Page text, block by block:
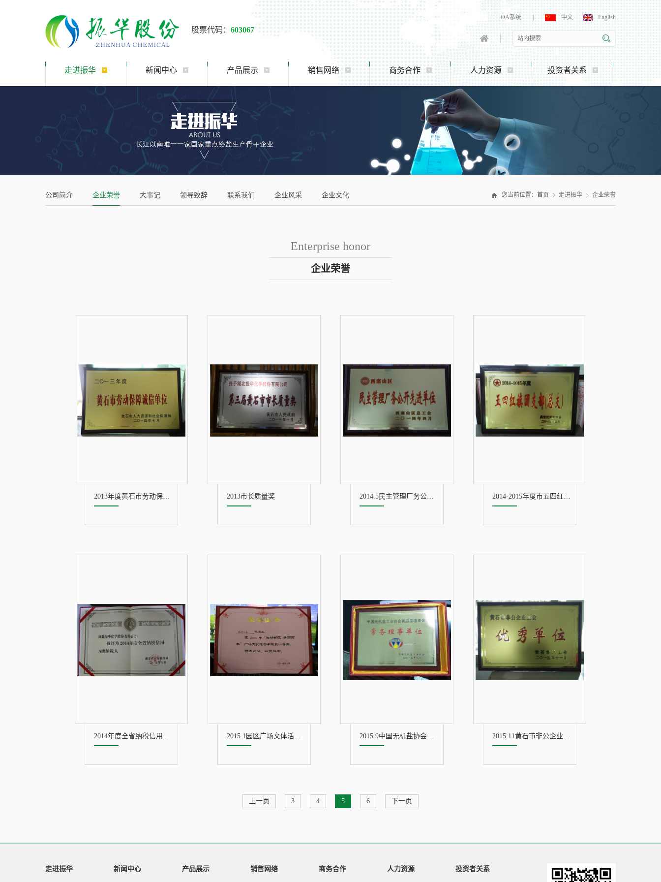
股票代码： 603067
OA系统 中文 English
走进振华 新闻中心 产品展示 销售网络 商务合作 人力资源 投资者关系
公司简介 企业荣誉 大事记 领导致辞 联系我们 企业风采 企业文化 您当前位置： 首页 走进振华 企业荣誉
Enterprise honor
企业荣誉
2013年度黄石市劳动保障诚信单位 2013市长质量奖 2014.5民主管理厂务公开先进单位 2014-2015年度市五四红旗团支部
2014年度全省纳税信用A级纳税人 2015.1园区广场文体活动第一名证书 2015.9中国无机盐协会第四届理事会常务理事单位 2015.11黄石市非公企业工会优秀单位
上一页 3 4 5 6 下一页
走进振华 新闻中心 产品展示 销售网络 商务合作 人力资源 投资者关系